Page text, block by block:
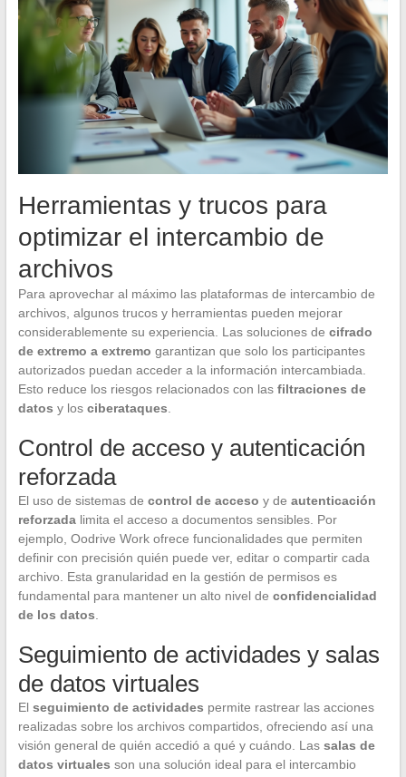
Herramientas y trucos para
optimizar el intercambio de
archivos
Para aprovechar al máximo las plataformas de intercambio de
archivos, algunos trucos y herramientas pueden mejorar
considerablemente su experiencia. Las soluciones de cifrado
de extremo a extremo garantizan que solo los participantes
autorizados puedan acceder a la información intercambiada.
Esto reduce los riesgos relacionados con las filtraciones de
datos y los ciberataques
Control de acceso y autenticación
reforzada
El uso de sistemas de control de acceso y de autenticación
reforzadalimita el acceso a documentos sensibles. Por
ejemplo, Oodrive Work ofrece funcionalidades que permiten
definir con precisión quién puede ver, editar o compartir cada
archivo. Esta granularidad en la gestión de permisos es
fundamental para mantener un alto nivel de confidencialidad
de los datos
Seguimiento de actividades y salas
de datos virtuales
El seguimiento de actividades permite rastrear las acciones
realizadas sobre los archivos compartidos, ofreciendo así una
visión general de quién accedió a qué y cuándo. Las salas de
datos virtuales son una solución ideal para el intercambio